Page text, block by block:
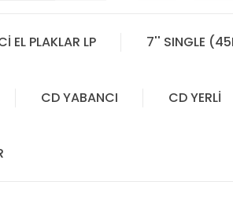
EL PLAKLAR LP 7'' SINGLE
CD YABANCI CD YERLİ